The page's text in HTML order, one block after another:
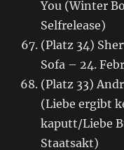
You (Winter
Selfrelease)
(Platz 34)
Sofa – 24.
(Platz 33)
(Liebe ergibt
kaputt/Liebe
Staatsakt)